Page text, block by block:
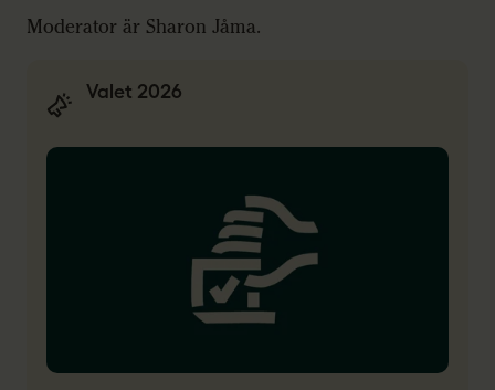
Moderator är Sharon Jåma.
Valet 2026